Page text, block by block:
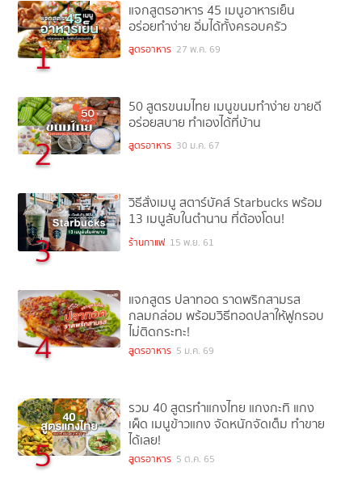
1
แจกสูตรอาหาร 45 เมนูอาหารเย็น
อร่อยทำง่าย อิ่มได้ทั้งครอบครัว
สูตรอาหาร 27 พ.ค. 69
2
50 สูตรขนมไทย เมนูขนมทำง่าย ขายดี
อร่อยสบาย ทำเองได้ที่บ้าน
สูตรอาหาร 30 ม.ค. 67
3
วิธีสั่งเมนู สตาร์บัคส์ Starbucks พร้อม
13 เมนูลับในตำนาน ที่ต้องโดน!
ร้านกาแฟ 15 พ.ย. 61
4
แจกสูตร ปลาทอด ราดพริกสามรส
กลมกล่อม พร้อมวิธีทอดปลาให้ฟูกรอบ
ไม่ติดกระทะ!
สูตรอาหาร 5 ม.ค. 69
5
รวม 40 สูตรทำแกงไทย แกงกะทิ แกง
เผ็ด เมนูข้าวแกง จัดหนักจัดเต็ม ทำขาย
ได้เลย!
สูตรอาหาร 5 ต.ค. 65